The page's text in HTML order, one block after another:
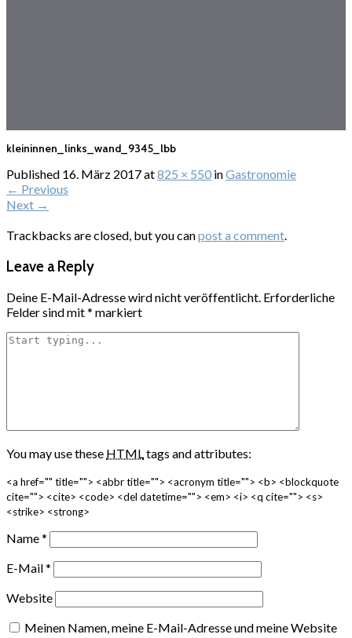
kleininnen_links_wand_9345_lbb
Published 16. März 2017at825 × 550 inGastronomie
← Previous
Next →
Trackbacks are closed, but you canpost a comment.
Leave a Reply
Deine E-Mail-Adresse wird nicht veröffentlicht. Erforderliche
Felder sind mit* markiert
You may use these HTMLtags and attributes:
<a href="" title=""> <abbr title=""> <acronym title=""> <b> <blockquote
cite=""> <cite> <code> <del datetime=""> <em> <i> <q cite=""> <s>
<strike> <strong>
Name*
E-Mail*
Website
Meinen Namen, meine E-Mail-Adresse und meine Website